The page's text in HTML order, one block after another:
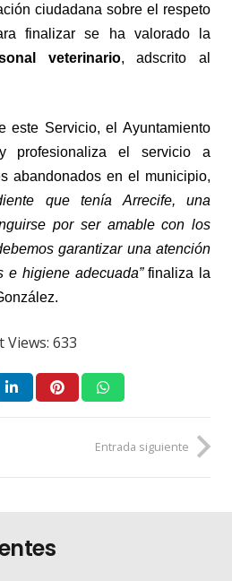
ciudadana sobre el respeto
finalizar se ha valorado la
veterinario, adscrito al
este Servicio, el Ayuntamiento
profesionaliza el servicio a
abandonados en el municipio,
que tenía Arrecife, una
por ser amable con los
garantizar una atención
e higiene adecuada”finaliza la
Views: 633
Entrada siguiente